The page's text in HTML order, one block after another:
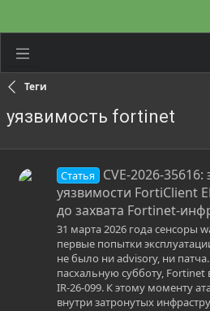
Теги
уязвимость fortinet
Статья
CVE-2026-35616:
уязвимости FortiClient
до захвата Fortinet-
31 марта 2026 года сенсоры
первые попытки
не было ни advisory, ни
пасхальную субботу,
IR-26-099. К этому моменту
внутри затронутых